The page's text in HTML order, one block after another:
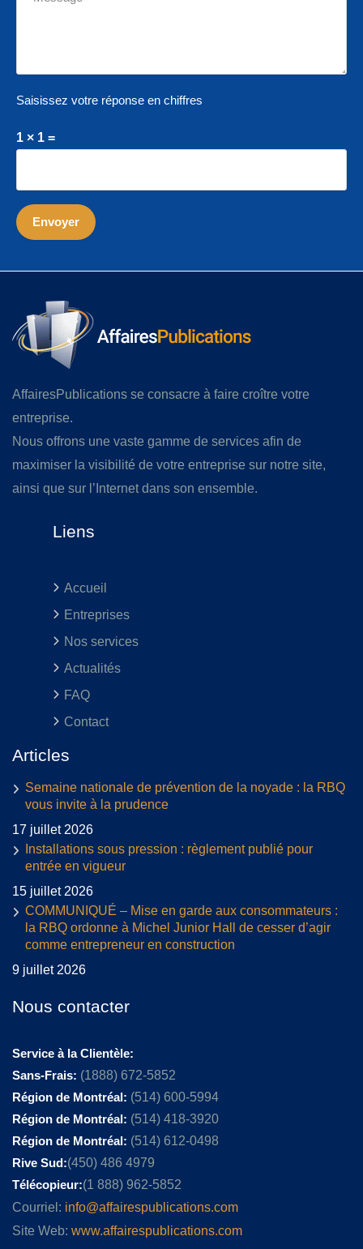
Saisissez votre réponse en chiffres
1 × 1 =
AffairesPublications se consacre à faire croître votre
entreprise.
Nous offrons une vaste gamme de services afin de
maximiser la visibilité de votre entreprise sur notre site,
ainsi que sur l’Internet dans son ensemble.
Liens
Accueil
Entreprises
Nos services
Actualités
FAQ
Contact
Articles
Semaine nationale de prévention de la noyade : la RBQ
vous invite à la prudence
17 juillet 2026
Installations sous pression : règlement publié pour
entrée en vigueur
15 juillet 2026
COMMUNIQUÉ – Mise en garde aux consommateurs :
la RBQ ordonne à Michel Junior Hall de cesser d’agir
comme entrepreneur en construction
9 juillet 2026
Nous contacter
Service à la Clientèle:
Sans-Frais: (1888) 672-5852
Région de Montréal: (514) 600-5994
Région de Montréal: (514) 418-3920
Région de Montréal: (514) 612-0498
Rive Sud:(450) 486 4979
Télécopieur:(1 888) 962-5852
Courriel: info@affairespublications.com
Site Web: www.affairespublications.com